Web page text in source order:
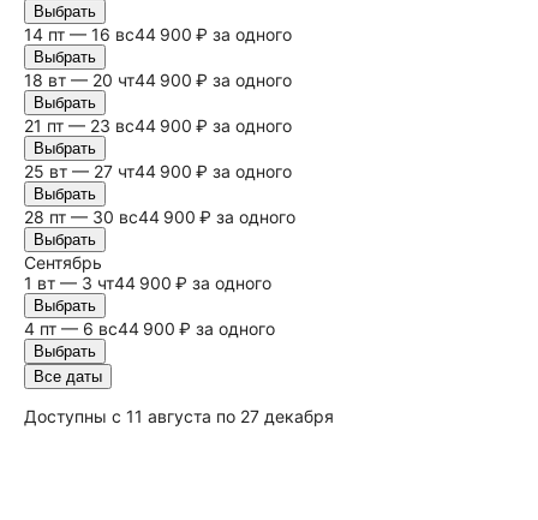
Выбрать
14 пт — 16 вс44 900 ₽ за одного
Выбрать
18 вт — 20 чт44 900 ₽ за одного
Выбрать
21 пт — 23 вс44 900 ₽ за одного
Выбрать
25 вт — 27 чт44 900 ₽ за одного
Выбрать
28 пт — 30 вс44 900 ₽ за одного
Выбрать
Сентябрь
1 вт — 3 чт44 900 ₽ за одного
Выбрать
4 пт — 6 вс44 900 ₽ за одного
Выбрать
Все даты
Доступны с 11 августа по 27 декабря